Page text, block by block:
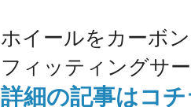
ホイールをカーボ
フィッティングサ
詳細の記事はコ